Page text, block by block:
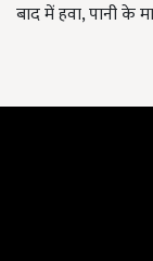
बाद में हवा, पानी के